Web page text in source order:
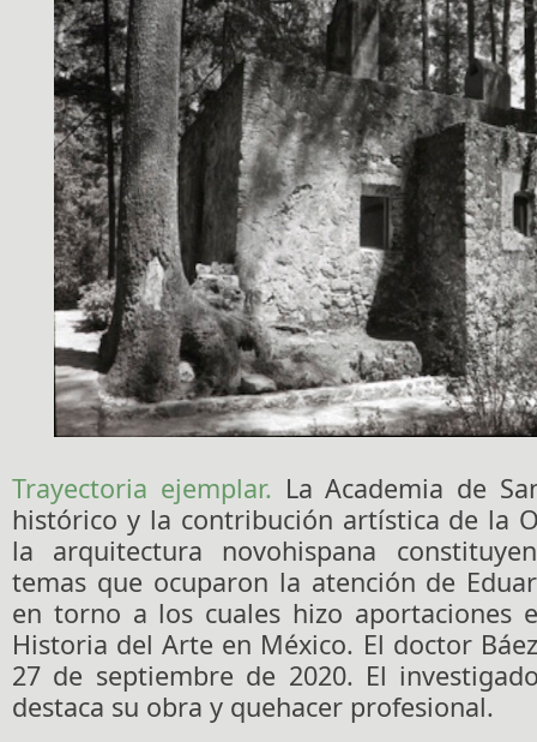
Trayectoria ejemplar. La Academia de
histórico y la contribución artística de la
la arquitectura novohispana
temas que ocuparon la atención de
en torno a los cuales hizo aportaciones
Historia del Arte en México. El doctor
27 de septiembre de 2020. El
destaca su obra y quehacer profesional.